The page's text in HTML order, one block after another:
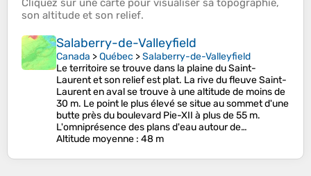
Cliquez sur une carte pour visualiser sa topographie,
son altitude et son relief.
Salaberry-de-Valleyfield
Canada >Québec >Salaberry-de-Valleyfield
Le territoire se trouve dans la plaine du Saint-
Laurent et son relief est plat. La rive du fleuve Saint-
Laurent en aval se trouve à une altitude de moins de
30 m. Le point le plus élevé se situe au sommet d'une
butte près du boulevard Pie-XII à plus de 55 m.
L'omniprésence des plans d'eau autour de…
Altitude moyenne : 48 m